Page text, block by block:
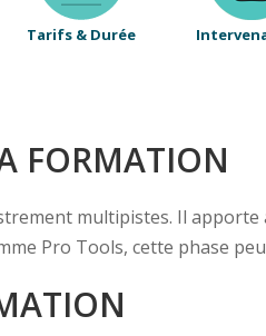
Tarifs & Durée
FORMATION
multipistes. Il
Pro Tools, cette phase